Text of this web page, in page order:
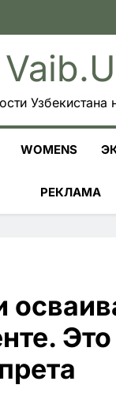
Узбекистана
WOMENS
РЕКЛАМА
Это